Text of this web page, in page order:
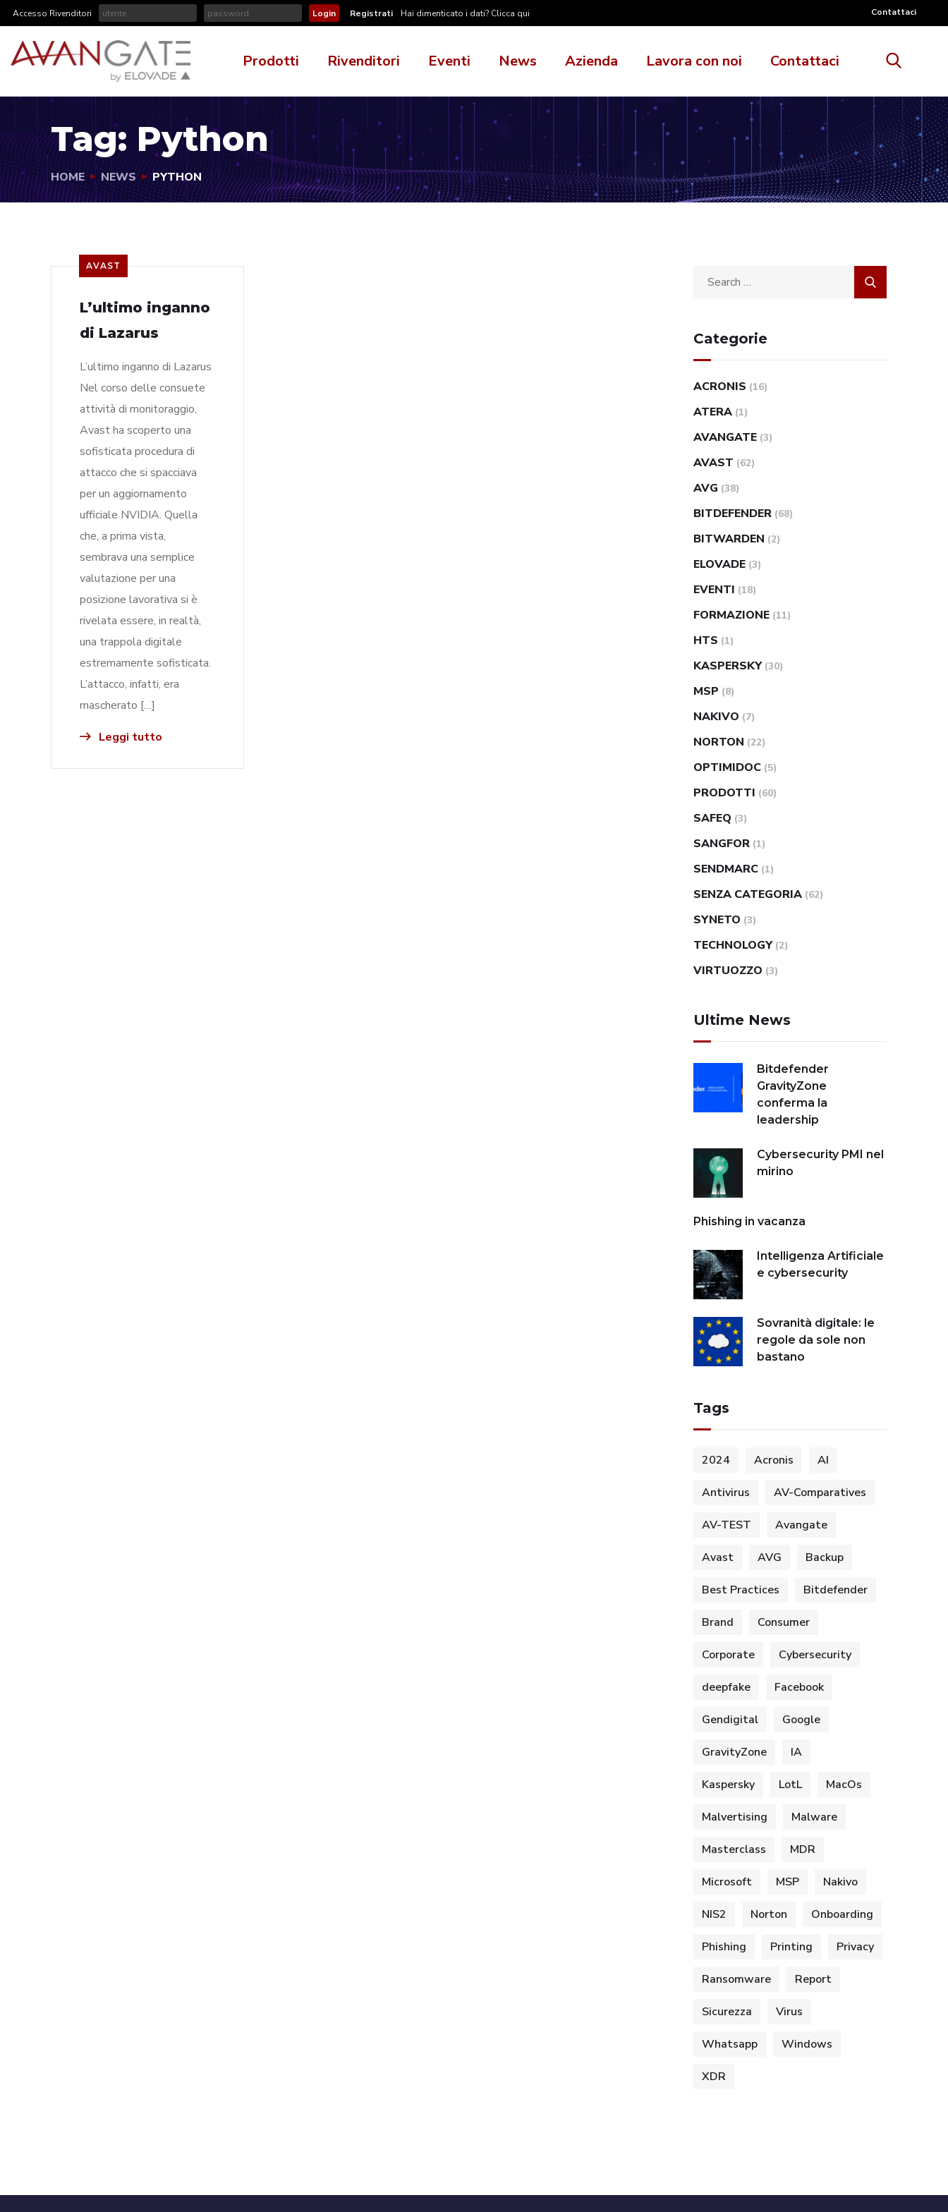
Accesso Rivenditori Registrati Hai dimenticato i dati? Clicca qui Contattaci
Prodotti Rivenditori Eventi News Azienda Lavora con noi Contattaci
Tag:Python
HOME NEWS PYTHON
AVAST
L’ultimo inganno
di Lazarus
L’ultimo inganno di Lazarus
Nel corso delle consuete
attività di monitoraggio,
Avast ha scoperto una
sofisticata procedura di
attacco che si spacciava
per un aggiornamento
ufficiale NVIDIA. Quella
che, a prima vista,
sembrava una semplice
valutazione per una
posizione lavorativa si è
rivelata essere, in realtà,
una trappola digitale
estremamente sofisticata.
L’attacco, infatti, era
mascherato […]
Leggi tutto
Categorie
ACRONIS (16)
ATERA (1)
AVANGATE (3)
AVAST (62)
AVG (38)
BITDEFENDER (68)
BITWARDEN (2)
ELOVADE (3)
EVENTI (18)
FORMAZIONE (11)
HTS (1)
KASPERSKY (30)
MSP (8)
NAKIVO (7)
NORTON (22)
OPTIMIDOC (5)
PRODOTTI (60)
SAFEQ (3)
SANGFOR (1)
SENDMARC (1)
SENZA CATEGORIA (62)
SYNETO (3)
TECHNOLOGY (2)
VIRTUOZZO (3)
Ultime News
Bitdefender
GravityZone
conferma la
leadership
Cybersecurity PMI nel
mirino
Phishing in vacanza
Intelligenza Artificiale
e cybersecurity
Sovranità digitale: le
regole da sole non
bastano
Tags
2024 Acronis AI
Antivirus AV-Comparatives
AV-TEST Avangate
Avast AVG Backup
Best Practices Bitdefender
Brand Consumer
Corporate Cybersecurity
deepfake Facebook
Gendigital Google
GravityZone IA
Kaspersky LotL MacOs
Malvertising Malware
Masterclass MDR
Microsoft MSP Nakivo
NIS2 Norton Onboarding
Phishing Printing Privacy
Ransomware Report
Sicurezza Virus
Whatsapp Windows
XDR